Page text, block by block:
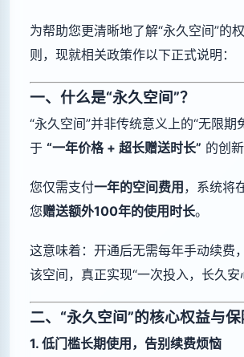
为帮助您更清晰地了解“永久空间”的
则，现就相关政策作以下正式说明：
一、什么是“永久空间”？
“永久空间”并非传统意义上的“无限期
于 “一年价格 + 超长赠送时长” 的创
您仅需支付一年的空间费用，系统将
您赠送额外100年的使用时长。
这意味着：开通后无需每年手动续费
该空间，真正实现“一次投入，长久安
二、“永久空间”的核心权益与
1. 低门槛长期使用，告别续费烦恼